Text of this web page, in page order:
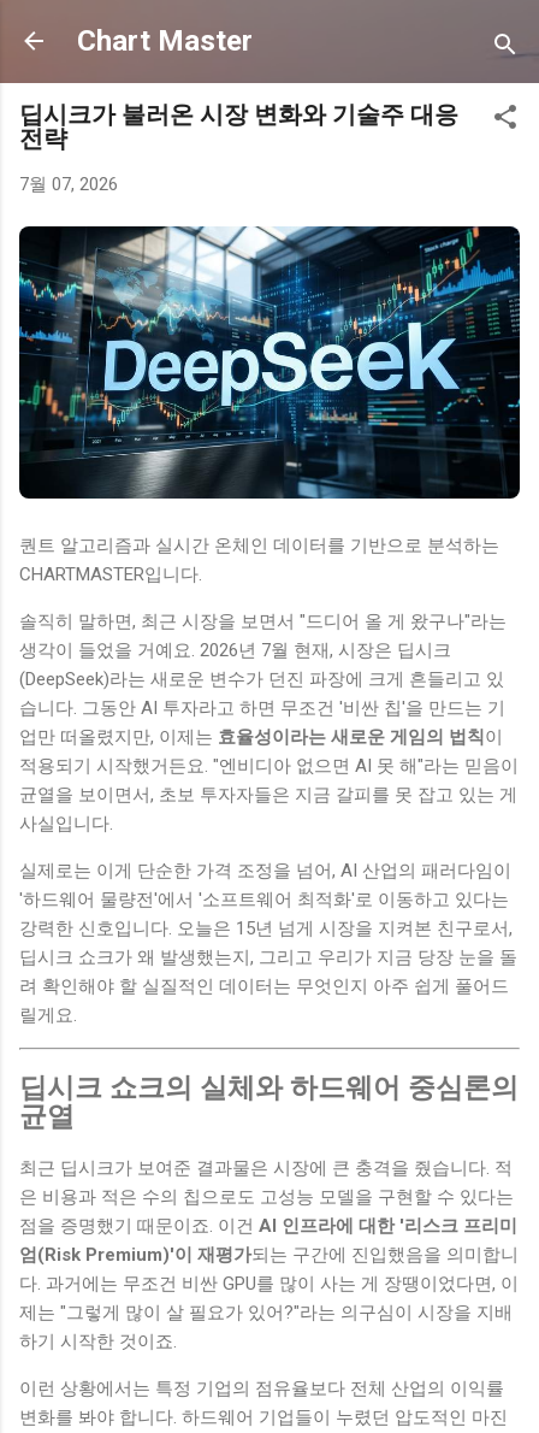
기본 콘텐츠로 건너뛰기
Chart Master
딥시크가 불러온 시장 변화와 기술주 대응
전략
7월 07, 2026
퀀트 알고리즘과 실시간 온체인 데이터를 기반으로 분석하는
CHARTMASTER입니다.
솔직히 말하면, 최근 시장을 보면서 "드디어 올 게 왔구나"라는
생각이 들었을 거예요. 2026년 7월 현재, 시장은 딥시크
(DeepSeek)라는 새로운 변수가 던진 파장에 크게 흔들리고 있
습니다. 그동안 AI 투자라고 하면 무조건 '비싼 칩'을 만드는 기
업만 떠올렸지만, 이제는 효율성이라는 새로운 게임의 법칙 이
적용되기 시작했거든요. "엔비디아 없으면 AI 못 해"라는 믿음이
균열을 보이면서, 초보 투자자들은 지금 갈피를 못 잡고 있는 게
사실입니다.
실제로는 이게 단순한 가격 조정을 넘어, AI 산업의 패러다임이
'하드웨어 물량전'에서 '소프트웨어 최적화'로 이동하고 있다는
강력한 신호입니다. 오늘은 15년 넘게 시장을 지켜본 친구로서,
딥시크 쇼크가 왜 발생했는지, 그리고 우리가 지금 당장 눈을 돌
려 확인해야 할 실질적인 데이터는 무엇인지 아주 쉽게 풀어드
릴게요.
딥시크 쇼크의 실체와 하드웨어 중심론의
균열
최근 딥시크가 보여준 결과물은 시장에 큰 충격을 줬습니다. 적
은 비용과 적은 수의 칩으로도 고성능 모델을 구현할 수 있다는
점을 증명했기 때문이죠. 이건 AI 인프라에 대한 '리스크 프리미
엄(Risk Premium)'이 재평가되는 구간에 진입했음을 의미합니
다. 과거에는 무조건 비싼 GPU를 많이 사는 게 장땡이었다면, 이
제는 "그렇게 많이 살 필요가 있어?"라는 의구심이 시장을 지배
하기 시작한 것이죠.
이런 상황에서는 특정 기업의 점유율보다 전체 산업의 이익률
변화를 봐야 합니다. 하드웨어 기업들이 누렸던 압도적인 마진